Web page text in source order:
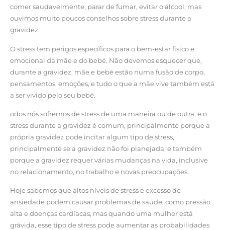
comer saudavelmente, parar de fumar, evitar o álcool, mas
ouvimos muito poucos conselhos sobre stress durante a
gravidez.
O stress tem perigos específicos para o bem-estar físico e
emocional da mãe e do bebé. Não devemos esquecer que,
durante a gravidez, mãe e bebé estão numa fusão de corpo,
pensamentos, emoções, e tudo o que a mãe vive também está
a ser vivido pelo seu bebé.
odos nós sofremos de stress de uma maneira ou de outra, e o
stress durante a gravidez é comum, principalmente porque a
própria gravidez pode incitar algum tipo de stress,
principalmente se a gravidez não foi planejada, e também
porque a gravidez requer várias mudanças na vida, inclusive
no relacionamento, no trabalho e novas preocupações.
Hoje sabemos que altos níveis de stress e excesso de
ansiedade podem causar problemas de saúde, como pressão
alta e doenças cardíacas, mas quando uma mulher está
grávida, esse tipo de stress pode aumentar as probabilidades